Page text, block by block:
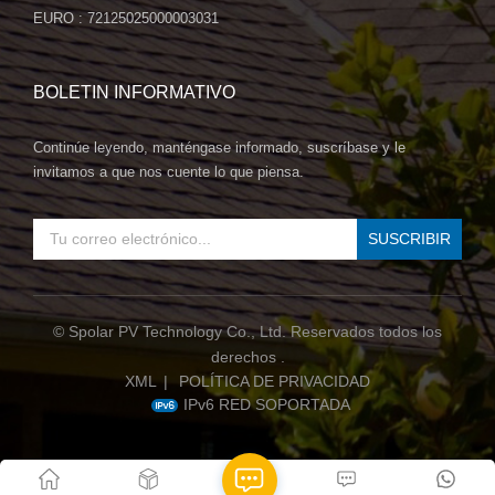
proyecto solar. Versatilidad: Ya sea que esté trabajando con
un techo curvo, una estructura de carga baja o una cochera,
este panel es lo suficientemente versátil para satisfacer sus
necesidades. ConclusiónEl panel flexible negro completo de
360~380W de SpolarPV es la encarnación del poder y la
elegancia. Con tecnología de vanguardia, eficiencia notable y
un diseño impresionante, es la solución perfecta para una
amplia gama de proyectos solares. Si está buscando un panel
solar que sea tan hermoso como potente, este panel flexible
completamente negro es la respuesta. Contáctenos hoy para
obtener más información sobre cómo puede integrarlo en su
próxima empresa solar y aprovechar todo el potencial de la
energía solar con estilo.
EURO : 72125025000003031
BOLETIN INFORMATIVO
Continúe leyendo, manténgase informado, suscríbase y le
invitamos a que nos cuente lo que piensa.
© Spolar PV Technology Co., Ltd. Reservados todos los
derechos .
XML |
POLÍTICA DE PRIVACIDAD
IPv6 RED SOPORTADA